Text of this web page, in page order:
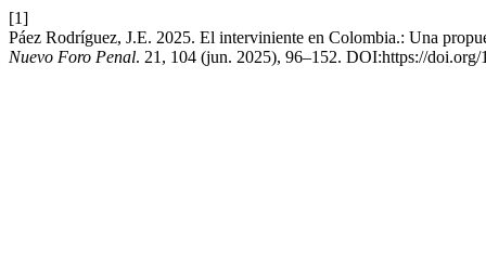
[1]
Páez Rodríguez, J.E. 2025. El interviniente en Colombia.: Una
Nuevo Foro Penal. 21, 104 (jun. 2025), 96–152. DOI:https://